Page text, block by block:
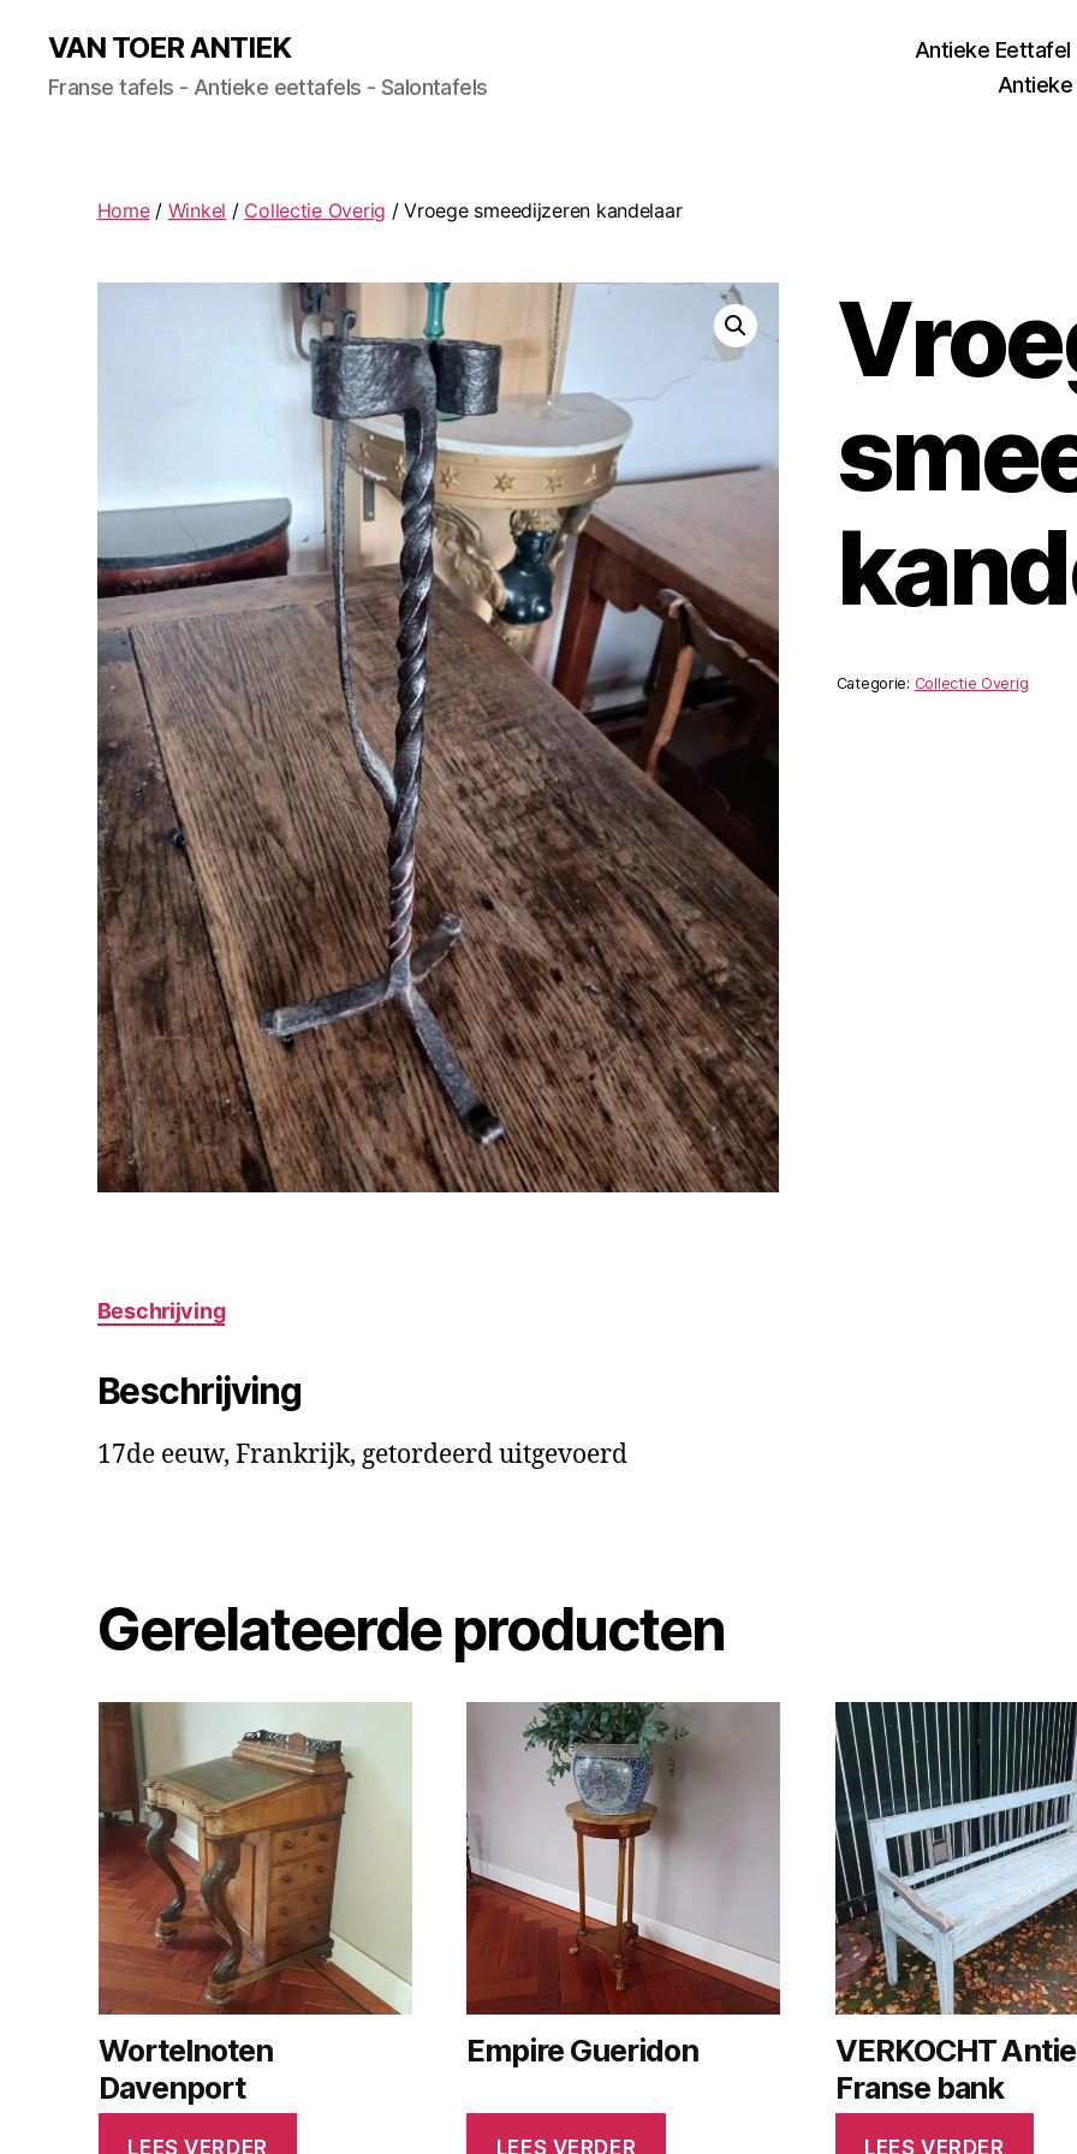
VAN TOER ANTIEK
Franse tafels - Antieke eettafels - Salontafels
Antieke Eettafel
Home/ Winkel / Collectie Overig / Vroege smeedijzeren kandelaar
Categorie: Collectie Overig
Beschrijving
Beschrijving
17de eeuw, Frankrijk, getordeerd uitgevoerd
Gerelateerde producten
Wortelnoten
Davenport
LEES VERDER
Empire Gueridon
LEES VERDER
VERKOCHT
Franse bank
LEES VERDER